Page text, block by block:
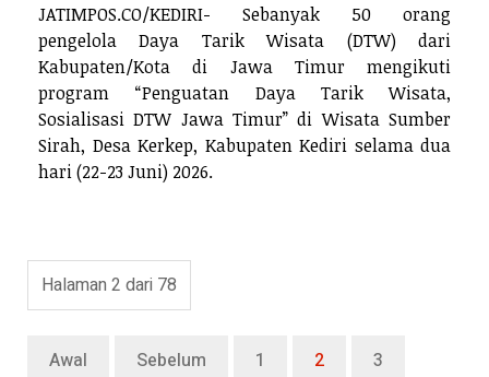
JATIMPOS.CO/KEDIRI- Sebanyak 50 orang
pengelola Daya Tarik Wisata (DTW) dari
Kabupaten/Kota di Jawa Timur mengikuti
program “Penguatan Daya Tarik Wisata,
Sosialisasi DTW Jawa Timur” di Wisata Sumber
Sirah, Desa Kerkep, Kabupaten Kediri selama dua
hari (22-23 Juni) 2026.
Halaman 2 dari 78
Awal Sebelum 1 2 3